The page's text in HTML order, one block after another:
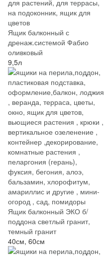
Ящик балконный с
дренаж.системой Фабио
оливковый
9,5л
Ящик балконный ЭКО б/
поддона светлый гранит,
темный гранит
40см, 60см